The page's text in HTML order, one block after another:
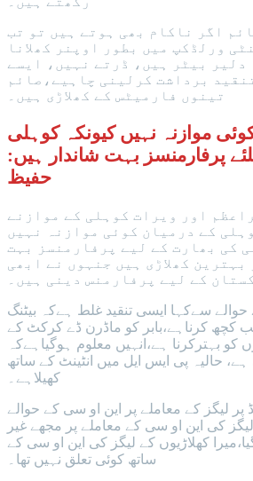
اگر ناکام بھی ہوتے ہیں تو تب
ورلڈکپ میں بطور اوپنر کھلانا
دلیر بیٹر ہیں، ڈرتے نہیں، ایسے
برداشت کرلینی چاہیے،صائم
تینوں فارمیٹس کے کھلاڑی ہیں۔
موازنہ نہیں کیونکہ کوہلی
پرفارمنسز بہت شاندار ہیں:
حفیظ
اور ویرات کوہلی کے موازنے
کے درمیان کوئی موازنہ نہیں
کی بھارت کے لیے پرفارمنسز بہت
کھلاڑی ہیں جنہوں نے ابھی
کے لیے پرفارمنس دینی ہیں۔
حوالے سےکہا ایسی تنقید غلط ہےکہ بیٹنگ
کچھ کرناہے،بابر کو ماڈرن ڈے کرکٹ کے
کو بہترکرنا ہے،انہیں معلوم ہوگیاہےکہ
حالیہ پی ایس ایل میں انٹینٹ کے ساتھ
کھیلاہے۔
پر لیگز کے معاملے پر این او سی کے حوالے
کی این او سی کے معاملے پر مجھے غیر
کھلاڑیوں کے لیگز کی این او سی کے
ساتھ کوئی تعلق نہیں تھا۔